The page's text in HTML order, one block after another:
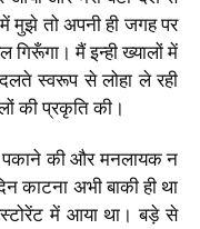
मुझे तो अपनी ही जगह पर
मैं इन्ही ख्यालों में
स्वरूप से लोहा ले रही
की प्रकृति की।
पकाने की और मनलायक न
काटना अभी बाकी ही था
में आया था। बड़े से